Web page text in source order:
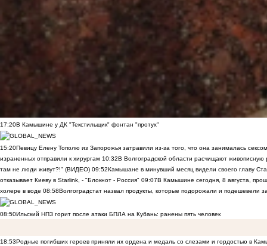
17:20В Камышине у ДК "Текстильщик" фонтан "протух"
15:20Певицу Елену Тополю из Запорожья затравили из-за того, что она занималась
израненных отправили к хирургам 10:32В Волгоградской области расчищают
там не люди живут?!" (ВИДЕО) 09:52Камышане в минувший месяц видели своего главу
отказывает Киеву в Starlink, - "Блокнот - Россия" 09:07В Камышине сегодня, 8 августа,
холере в воде 08:58Волгоградстат назвал продукты, которые подорожали и подешевели
08:50Ильский НПЗ горит после атаки БПЛА на Кубань: ранены пять человек
18:53Родные погибших героев приняли их ордена и медаль со слезами и гордостью в